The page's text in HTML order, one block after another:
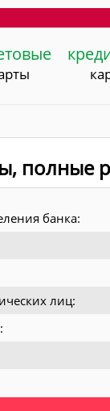
полные
банка:
лиц: